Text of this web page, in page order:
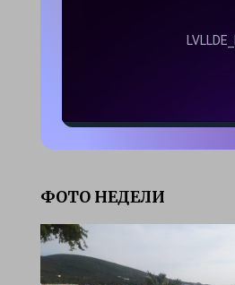
ФОТО НЕДЕЛИ